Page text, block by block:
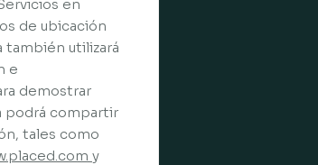
en
de ubicación
también utilizará
e
demostrar
podrá compartir
tales como
y